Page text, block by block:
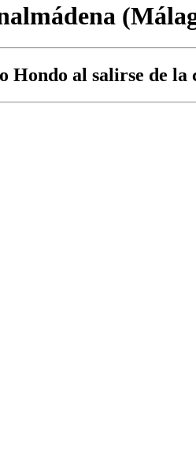
Hondo al salirse de